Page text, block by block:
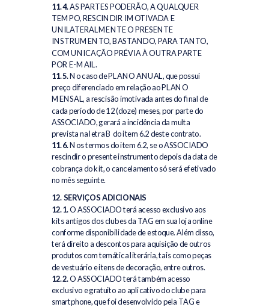
11.4.AS PARTES PODERÃO, A QUALQUER
TEMPO, RESCINDIR IMOTIVADA E
UNILATERALMENTE O PRESENTE
INSTRUMENTO, BASTANDO, PARA TANTO,
COMUNICAÇÃO PRÉVIA À OUTRA PARTE
POR E-MAIL.
11.5.No caso de PLANO ANUAL, que possui
preço diferenciado em relação ao PLANO
MENSAL, a rescisão imotivada antes do final de
cada período de 12 (doze) meses, por parte do
ASSOCIADO, gerará a incidência da multa
prevista na letra B do item 6.2 deste contrato.
11.6.Nos termos do item 6.2, se o ASSOCIADO
rescindir o presente instrumento depois da data de
cobrança do kit, o cancelamento só será efetivado
no mês seguinte.
12. SERVIÇOS ADICIONAIS
12.1. O ASSOCIADO terá acesso exclusivo aos
kits antigos dos clubes da TAG em sua loja online
conforme disponibilidade de estoque. Além disso,
terá direito a descontos para aquisição de outros
produtos com temática literária, tais como peças
de vestuário e itens de decoração, entre outros.
12.2.O ASSOCIADO terá também acesso
exclusivo e gratuito ao aplicativo do clube para
smartphone, que foi desenvolvido pela TAG e